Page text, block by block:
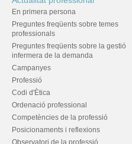
En primera persona
Preguntes freqüents sobre temes
professionals
Preguntes freqüents sobre la gestió
infermera de la demanda
Campanyes
Professió
Codi d'Ètica
Ordenació professional
Competències de la professió
Posicionaments i reflexions